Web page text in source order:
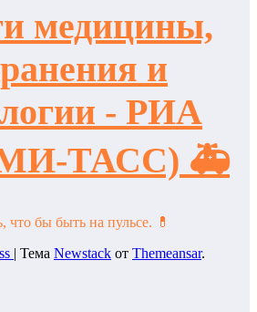
медицины,
и
- РИА
ТАСС) 🚑
что бы быть на пульсе. 💊
| Тема Newstack от Themeansar.